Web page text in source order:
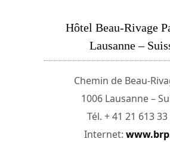
Hôtel Beau-Rivage
Lausanne –
Chemin de Beau-
1006 Lausanne –
Tél. + 41 21 613 33
Internet: